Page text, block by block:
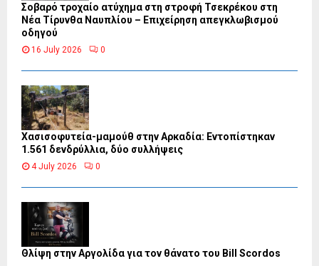
Σοβαρό τροχαίο ατύχημα στη στροφή Τσεκρέκου στη
Νέα Τίρυνθα Ναυπλίου – Επιχείρηση απεγκλωβισμού
οδηγού
16 July 2026 0
Χασισοφυτεία-μαμούθ στην Αρκαδία: Εντοπίστηκαν
1.561 δενδρύλλια, δύο συλλήψεις
4 July 2026 0
Θλίψη στην Αργολίδα για τον θάνατο του Bill Scordos